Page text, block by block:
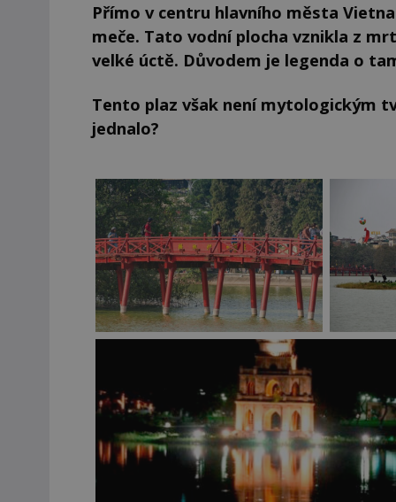
Přímo v centru hlavního města
meče. Tato vodní plocha vznikla z
velké úctě. Důvodem je legenda o
Tento plaz však není mytologickým
jednalo?